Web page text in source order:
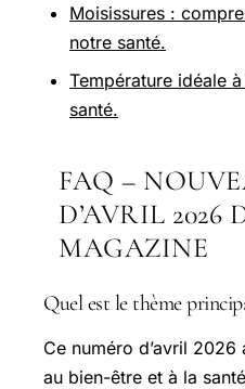
Moisissures :
notre santé.
Température idéale
santé.
FAQ –
D’AVRIL 2026
MAGAZINE
Quel est le thème
Ce numéro d’avril
au bien-être et à la